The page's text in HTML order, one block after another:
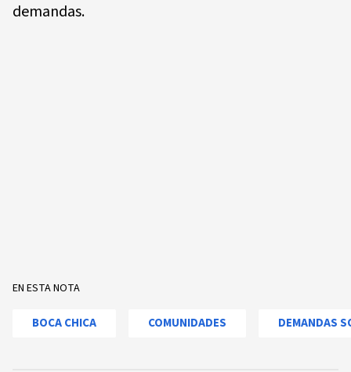
demandas.
EN ESTA NOTA
BOCA CHICA COMUNIDADES DEMANDAS